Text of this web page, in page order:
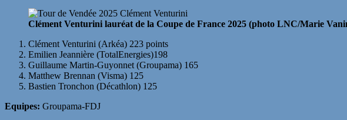
Clément Venturini lauréat de la Coupe de France 2025 (photo LNC/Marie
Clément Venturini (Arkéa) 223 points
Emilien Jeannière (TotalEnergies)198
Guillaume Martin-Guyonnet (Groupama) 165
Matthew Brennan (Visma) 125
Bastien Tronchon (Décathlon) 125
Equipes: Groupama-FDJ